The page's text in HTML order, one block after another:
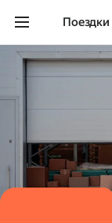
Поездки